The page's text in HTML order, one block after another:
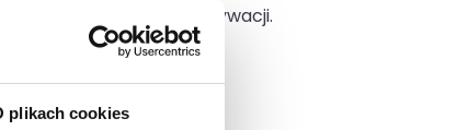
plikach cookies
która dodaje siły i motywacji.